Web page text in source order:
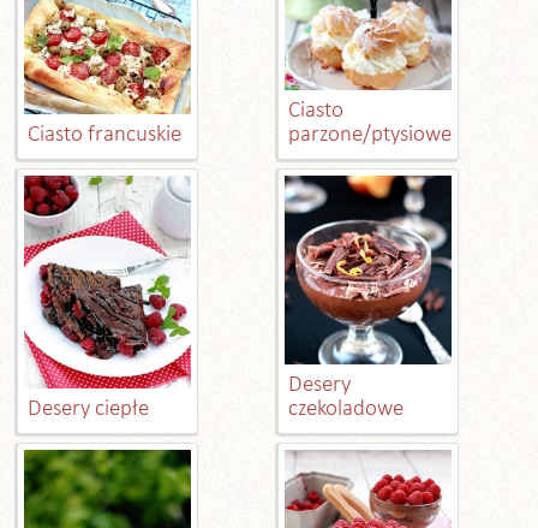
Ciasto francuskie
Ciasto
parzone/ptysiowe
Desery ciepłe
Desery
czekoladowe